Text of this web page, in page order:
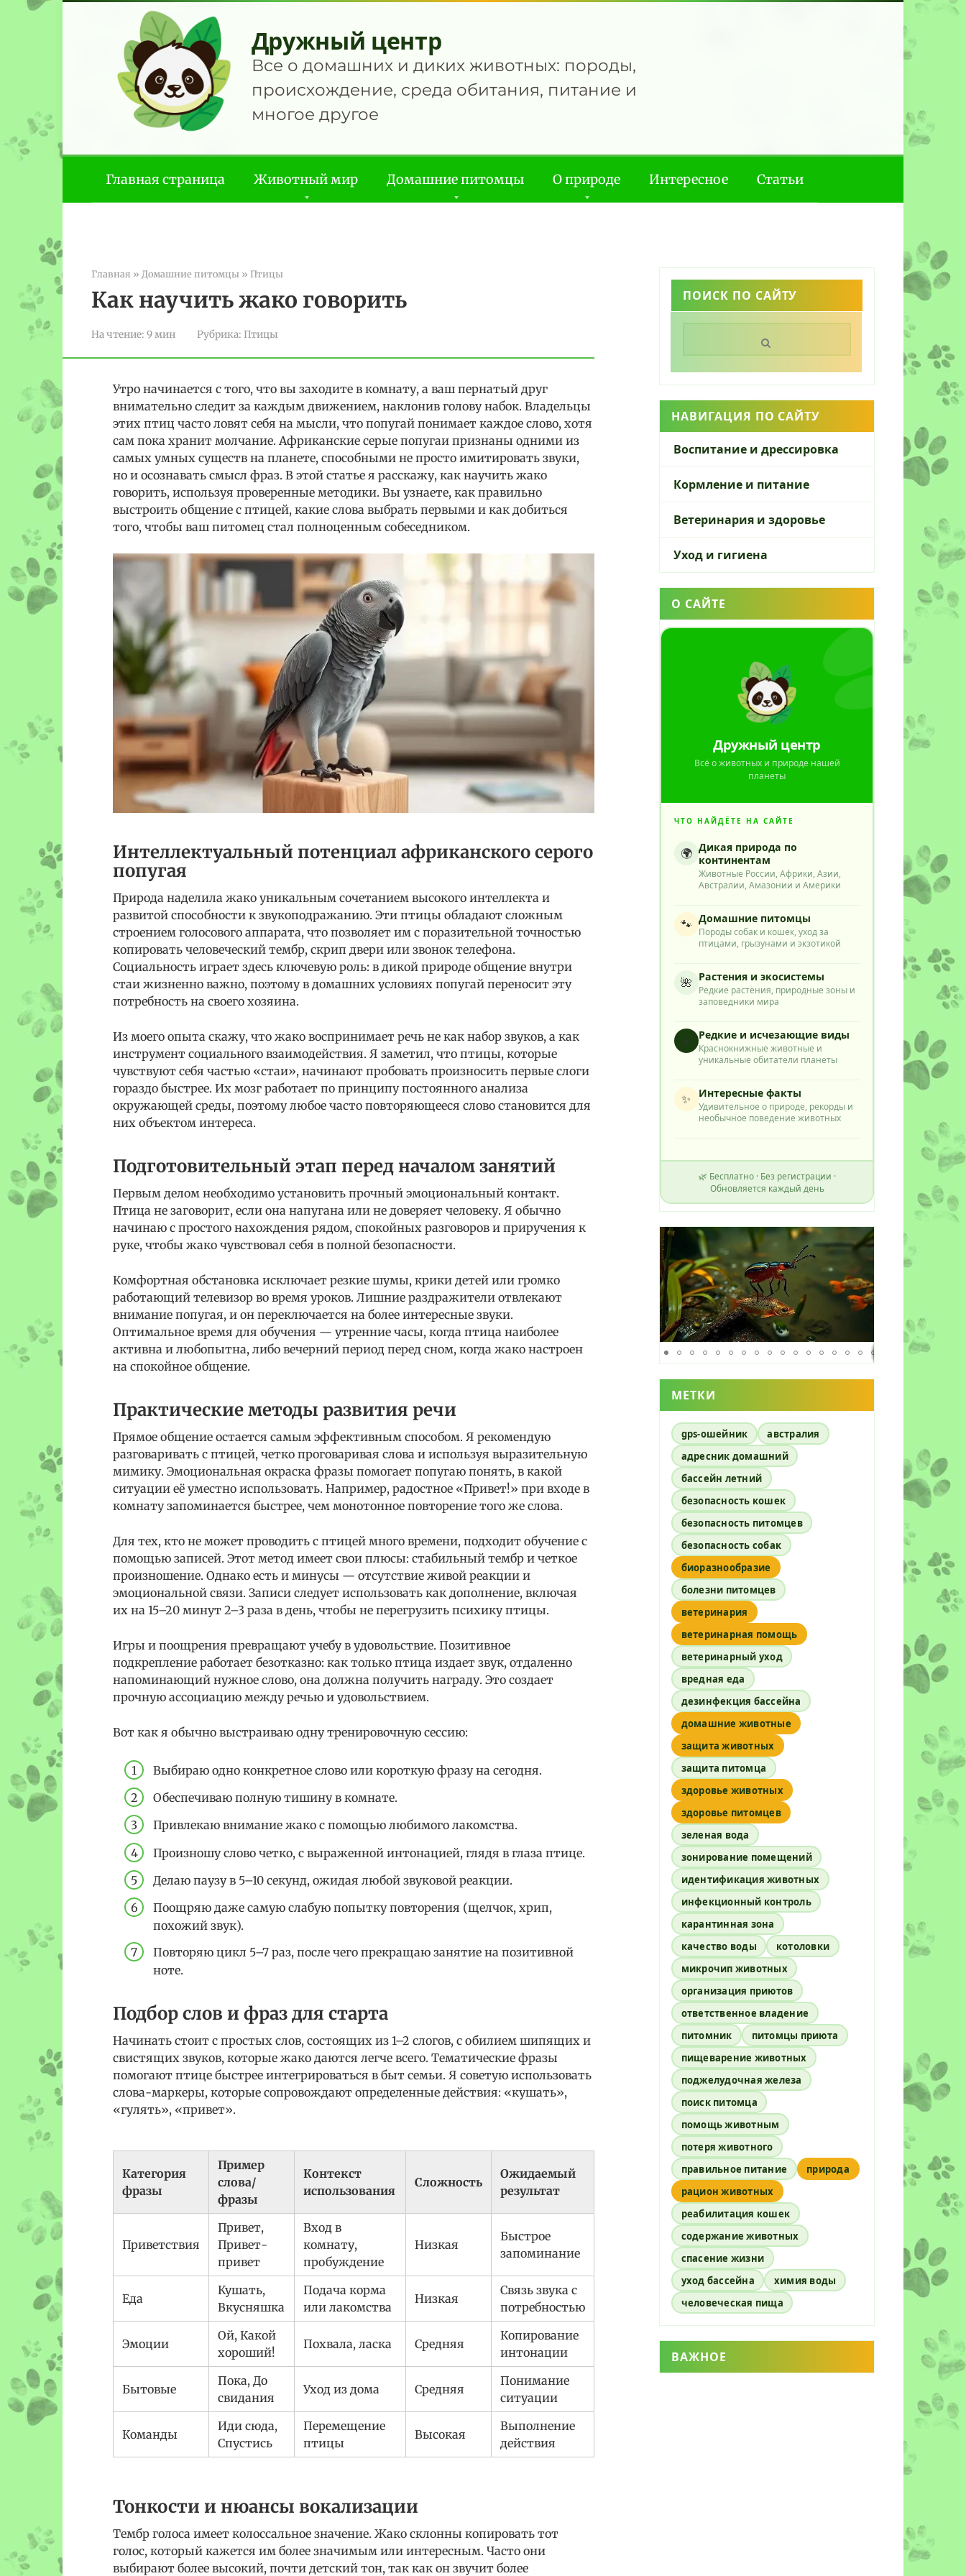
Перейти
Дружный центр
Все о домашних и диких животных: породы,
происхождение, среда обитания, питание и
многое другое
Главная страница Животный мир Домашние питомцы О природе Интересное Статьи
Главная » Домашние питомцы » Птицы
Как научить жако говорить
На чтение: 9 мин Рубрика: Птицы
Утро начинается с того, что вы заходите в комнату, а ваш пернатый друг
внимательно следит за каждым движением, наклонив голову набок. Владельцы
этих птиц часто ловят себя на мысли, что попугай понимает каждое слово, хотя
сам пока хранит молчание. Африканские серые попугаи признаны одними из
самых умных существ на планете, способными не просто имитировать звуки,
но и осознавать смысл фраз. В этой статье я расскажу, как научить жако
говорить, используя проверенные методики. Вы узнаете, как правильно
выстроить общение с птицей, какие слова выбрать первыми и как добиться
того, чтобы ваш питомец стал полноценным собеседником.
Интеллектуальный потенциал африканского серого
попугая
Природа наделила жако уникальным сочетанием высокого интеллекта и
развитой способности к звукоподражанию. Эти птицы обладают сложным
строением голосового аппарата, что позволяет им с поразительной точностью
копировать человеческий тембр, скрип двери или звонок телефона.
Социальность играет здесь ключевую роль: в дикой природе общение внутри
стаи жизненно важно, поэтому в домашних условиях попугай переносит эту
потребность на своего хозяина.
Из моего опыта скажу, что жако воспринимает речь не как набор звуков, а как
инструмент социального взаимодействия. Я заметил, что птицы, которые
чувствуют себя частью «стаи», начинают пробовать произносить первые слоги
гораздо быстрее. Их мозг работает по принципу постоянного анализа
окружающей среды, поэтому любое часто повторяющееся слово становится для
них объектом интереса.
Подготовительный этап перед началом занятий
Первым делом необходимо установить прочный эмоциональный контакт.
Птица не заговорит, если она напугана или не доверяет человеку. Я обычно
начинаю с простого нахождения рядом, спокойных разговоров и приручения к
руке, чтобы жако чувствовал себя в полной безопасности.
Комфортная обстановка исключает резкие шумы, крики детей или громко
работающий телевизор во время уроков. Лишние раздражители отвлекают
внимание попугая, и он переключается на более интересные звуки.
Оптимальное время для обучения — утренние часы, когда птица наиболее
активна и любопытна, либо вечерний период перед сном, когда жако настроен
на спокойное общение.
Практические методы развития речи
Прямое общение остается самым эффективным способом. Я рекомендую
разговаривать с птицей, четко проговаривая слова и используя выразительную
мимику. Эмоциональная окраска фразы помогает попугаю понять, в какой
ситуации её уместно использовать. Например, радостное «Привет!» при входе в
комнату запоминается быстрее, чем монотонное повторение того же слова.
Для тех, кто не может проводить с птицей много времени, подходит обучение с
помощью записей. Этот метод имеет свои плюсы: стабильный тембр и четкое
произношение. Однако есть и минусы — отсутствие живой реакции и
эмоциональной связи. Записи следует использовать как дополнение, включая
их на 15–20 минут 2–3 раза в день, чтобы не перегрузить психику птицы.
Игры и поощрения превращают учебу в удовольствие. Позитивное
подкрепление работает безотказно: как только птица издает звук, отдаленно
напоминающий нужное слово, она должна получить награду. Это создает
прочную ассоциацию между речью и удовольствием.
Вот как я обычно выстраиваю одну тренировочную сессию:
Выбираю одно конкретное слово или короткую фразу на сегодня.
Обеспечиваю полную тишину в комнате.
Привлекаю внимание жако с помощью любимого лакомства.
Произношу слово четко, с выраженной интонацией, глядя в глаза птице.
Делаю паузу в 5–10 секунд, ожидая любой звуковой реакции.
Поощряю даже самую слабую попытку повторения (щелчок, хрип,
похожий звук).
Повторяю цикл 5–7 раз, после чего прекращаю занятие на позитивной
ноте.
Подбор слов и фраз для старта
Начинать стоит с простых слов, состоящих из 1–2 слогов, с обилием шипящих и
свистящих звуков, которые жако даются легче всего. Тематические фразы
помогают птице быстрее интегрироваться в быт семьи. Я советую использовать
слова-маркеры, которые сопровождают определенные действия: «кушать»,
«гулять», «привет».
Категория
фразы
Пример
слова/
фразы
Контекст
использования
Сложность
Ожидаемый
результат
Приветствия
Привет,
Привет-
привет
Вход в
комнату,
пробуждение
Низкая
Быстрое
запоминание
Еда
Кушать,
Вкусняшка
Подача корма
или лакомства
Низкая
Связь звука с
потребностью
Эмоции
Ой, Какой
хороший!
Похвала, ласка Средняя
Копирование
интонации
Бытовые
Пока, До
свидания
Уход из дома Средняя
Понимание
ситуации
Команды
Иди сюда,
Спустись
Перемещение
птицы
Высокая
Выполнение
действия
Тонкости и нюансы вокализации
Тембр голоса имеет колоссальное значение. Жако склонны копировать тот
голос, который кажется им более значимым или интересным. Часто они
выбирают более высокий, почти детский тон, так как он звучит более
ПОИСК ПО САЙТУ
НАВИГАЦИЯ ПО САЙТУ
Воспитание и дрессировка
Кормление и питание
Ветеринария и здоровье
Уход и гигиена
О САЙТЕ
Дружный центр
Всё о животных и природе нашей
планеты
ЧТО НАЙДЁТЕ НА САЙТЕ
🌍 Дикая природа по
континентам
Животные России, Африки, Азии,
Австралии, Амазонии и Америки
🐾 Домашние питомцы
Породы собак и кошек, уход за
птицами, грызунами и экзотикой
🌺 Растения и экосистемы
Редкие растения, природные зоны и
заповедники мира
⭐ Редкие и исчезающие виды
Краснокнижные животные и
уникальные обитатели планеты
✨ Интересные факты
Удивительное о природе, рекорды и
необычное поведение животных
🌿 Бесплатно · Без регистрации ·
Обновляется каждый день
МЕТКИ
gps-ошейник
австралия
адресник домашний
бассейн летний
безопасность кошек
безопасность питомцев
безопасность собак
биоразнообразие
болезни питомцев
ветеринария
ветеринарная помощь
ветеринарный уход
вредная еда
дезинфекция бассейна
домашние животные
защита животных
защита питомца
здоровье животных
здоровье питомцев
зеленая вода
зонирование помещений
идентификация животных
инфекционный контроль
карантинная зона
качество воды
котоловки
микрочип животных
организация приютов
ответственное владение
питомник
питомцы приюта
пищеварение животных
поджелудочная железа
поиск питомца
помощь животным
потеря животного
правильное питание
природа
рацион животных
реабилитация кошек
содержание животных
спасение жизни
уход бассейна
химия воды
человеческая пища
ВАЖНОЕ